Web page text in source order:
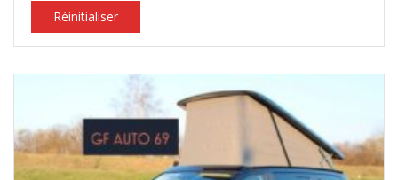
Réinitialiser